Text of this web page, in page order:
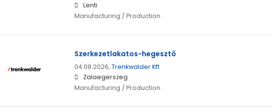
Lenti
Manufacturing / Production
Szerkezetlakatos-hegesztő
04.08.2026, Trenkwalder Kft
Zalaegerszeg
Manufacturing / Production